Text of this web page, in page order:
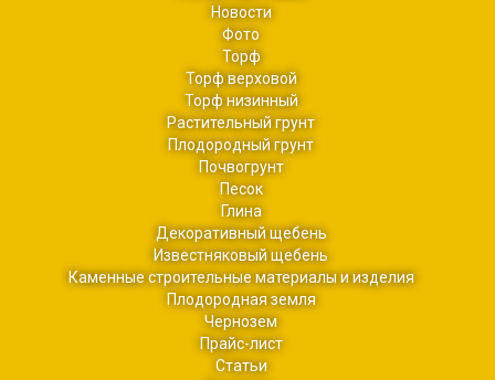
Новости
Фото
Торф
Торф верховой
Торф низинный
Растительный грунт
Плодородный грунт
Почвогрунт
Песок
Глина
Декоративный щебень
Известняковый щебень
Каменные строительные материалы и изделия
Плодородная земля
Чернозем
Прайс-лист
Cтатьи